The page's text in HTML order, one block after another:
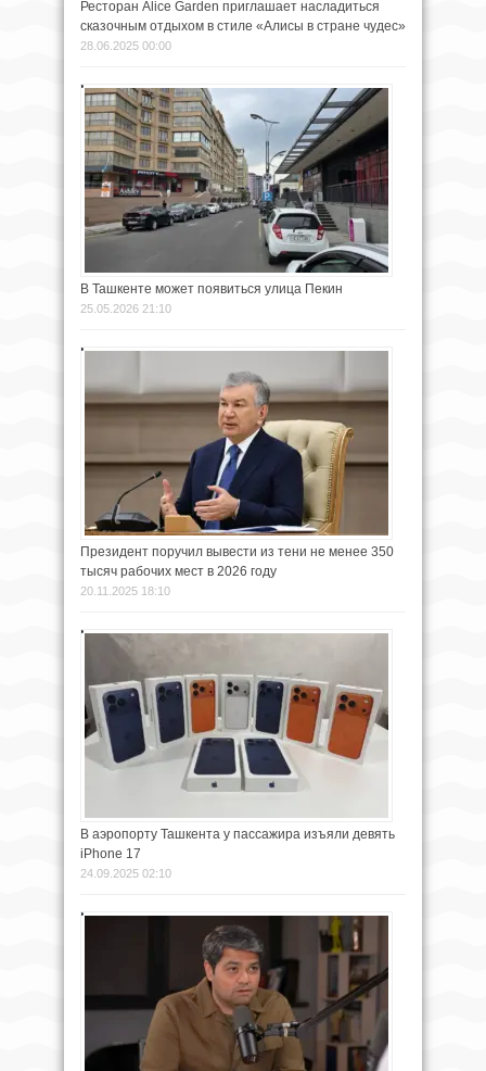
Ресторан Alice Garden приглашает насладиться
сказочным отдыхом в стиле «Алисы в стране чудес»
28.06.2025 00:00
В Ташкенте может появиться улица Пекин
25.05.2026 21:10
Президент поручил вывести из тени не менее 350
тысяч рабочих мест в 2026 году
20.11.2025 18:10
В аэропорту Ташкента у пассажира изъяли девять
iPhone 17
24.09.2025 02:10